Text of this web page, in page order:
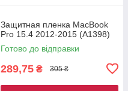
Защитная пленка MacBook
Pro 15.4 2012-2015 (A1398)
Готово до відправки
289,75 ₴ 305 ₴